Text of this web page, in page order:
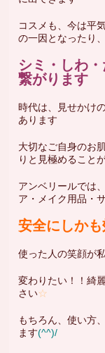
コスメも、今は平
の一因となったり
シミ・しわ
繋がります
時代は、見せかけ
あります
大切なご自身のお
りと見極めること
アンベリールでは
ア・メイク用品・
安全にしか
使った人の笑顔が
変わりたい！！綺
さい☆
もちろん、使い方
ます(^^)/